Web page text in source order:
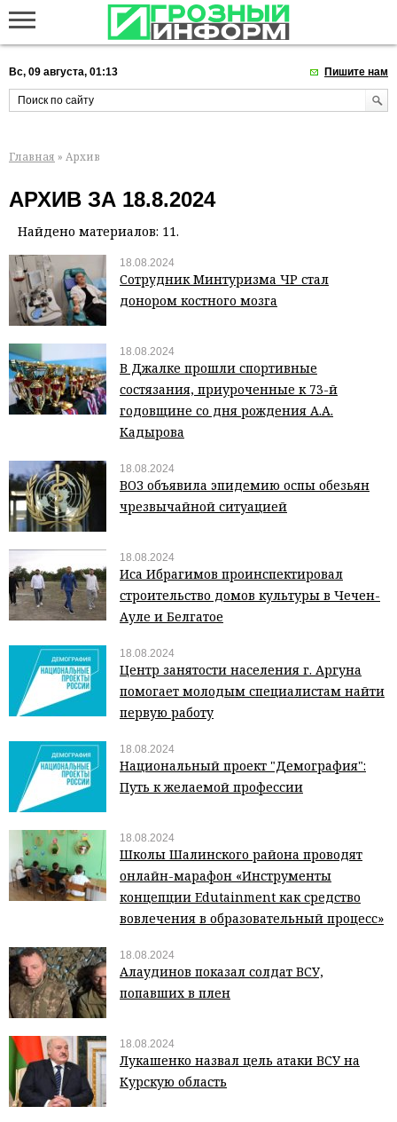
Вс, 09 августа, 01:13 Пишите нам
Главная » Архив
АРХИВ ЗА 18.8.2024
Найдено материалов: 11.
18.08.2024
Сотрудник Минтуризма ЧР стал
донором костного мозга
18.08.2024
В Джалке прошли спортивные
состязания, приуроченные к 73-й
годовщине со дня рождения А.А.
Кадырова
18.08.2024
ВОЗ объявила эпидемию оспы обезьян
чрезвычайной ситуацией
18.08.2024
Иса Ибрагимов проинспектировал
строительство домов культуры в Чечен-
Ауле и Белгатое
18.08.2024
Центр занятости населения г. Аргуна
помогает молодым специалистам найти
первую работу
18.08.2024
Национальный проект "Демография":
Путь к желаемой профессии
18.08.2024
Школы Шалинского района проводят
онлайн-марафон «Инструменты
концепции Edutainment как средство
вовлечения в образовательный процесс»
18.08.2024
Алаудинов показал солдат ВСУ,
попавших в плен
18.08.2024
Лукашенко назвал цель атаки ВСУ на
Курскую область